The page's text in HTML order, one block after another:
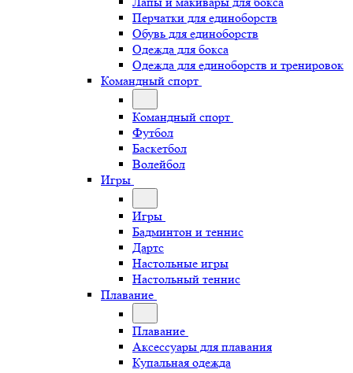
Перчатки для единоборств
Обувь для единоборств
Одежда для бокса
Одежда для единоборств и тренировок
Командный спорт
Командный спорт
Футбол
Баскетбол
Волейбол
Игры
Игры
Бадминтон и теннис
Дартс
Настольные игры
Настольный теннис
Плавание
Плавание
Аксессуары для плавания
Купальная одежда